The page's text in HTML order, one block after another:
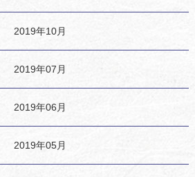
2019年10月
2019年07月
2019年06月
2019年05月